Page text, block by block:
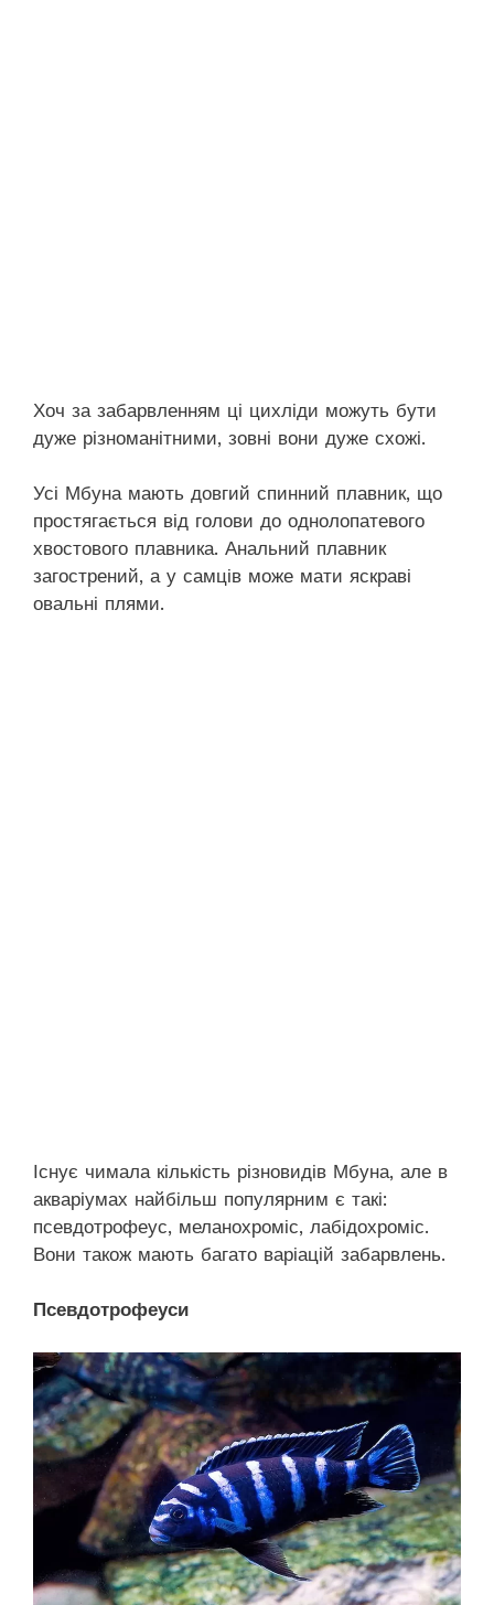
Хоч за забарвленням ці цихліди можуть бути
дуже різноманітними, зовні вони дуже схожі.
Усі Мбуна мають довгий спинний плавник, що
простягається від голови до однолопатевого
хвостового плавника. Анальний плавник
загострений, а у самців може мати яскраві
овальні плями.
Існує чимала кількість різновидів Мбуна, але в
акваріумах найбільш популярним є такі:
псевдотрофеус, меланохроміс, лабідохроміс.
Вони також мають багато варіацій забарвлень.
Псевдотрофеуси